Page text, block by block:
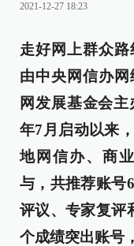
2021-12-27 18:23
走好网上群众
由中央网信办
网发展基金会
年7月启动以来
地网信办、商
与，共推荐账号
评议、专家复评
个成绩突出账号